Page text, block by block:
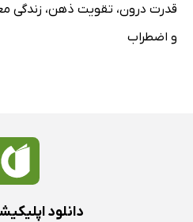
قدرت درون، تقویت ذهن، زندگی
و اضطراب
دانلود